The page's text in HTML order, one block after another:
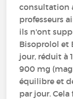
consultation
professeurs
ils n'ont
Bisoprolol et
jour, réduit à
900 mg
équilibre et
par jour.